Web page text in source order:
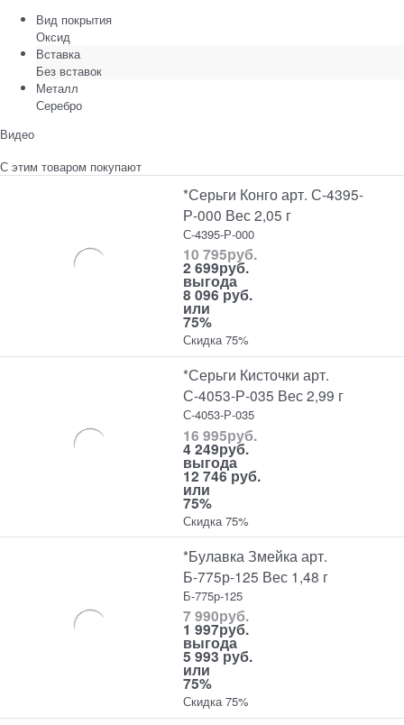
Вид покрытия
Оксид
Вставка
Без вставок
Металл
Серебро
Видео
С этим товаром покупают
*Серьги Конго арт. С-4395-
Р-000 Вес 2,05 г
С-4395-Р-000
10 795руб.
2 699руб.
выгода
8 096 руб.
или
75%
Скидка 75%
*Серьги Кисточки арт.
С-4053-Р-035 Вес 2,99 г
С-4053-Р-035
16 995руб.
4 249руб.
выгода
12 746 руб.
или
75%
Скидка 75%
*Булавка Змейка арт.
Б-775р-125 Вес 1,48 г
Б-775р-125
7 990руб.
1 997руб.
выгода
5 993 руб.
или
75%
Скидка 75%